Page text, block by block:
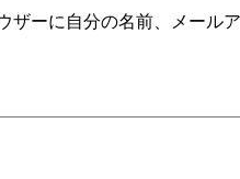
ザーに自分の名前、メール